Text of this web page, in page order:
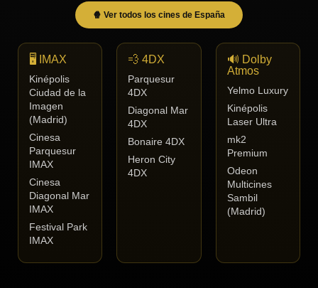
🍿 Ver todos los cines de España
🖥️ IMAX
Kinépolis
Ciudad de la
Imagen
(Madrid)
Cinesa
Parquesur
IMAX
Cinesa
Diagonal Mar
IMAX
Festival Park
IMAX
💨 4DX
Parquesur
4DX
Diagonal Mar
4DX
Bonaire 4DX
Heron City
4DX
🔊 Dolby
Atmos
Yelmo Luxury
Kinépolis
Laser Ultra
mk2
Premium
Odeon
Multicines
Sambil
(Madrid)